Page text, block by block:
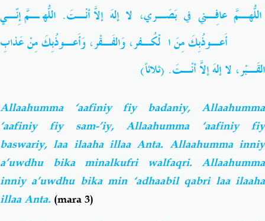
اللّهُـمَّ عافِـني في بَصَـري، لا إلهَ إلاّ أَنْـتَ. اللّهُـمَّ إِنّـي
أَعـوذُبِكَ مِنَ الْكُـفر، وَالفَـقْر، وَأَعـوذُبِكَ مِنْ عَذابِ
القَـبْر، لا إلهَ إلاّ أَنْـتَ. (ثلاثاً)
Allaahumma ‘aafiniy fiy badaniy, Allaahumma
‘aafiniy fiy sam-’iy, Allaahumma ‘aafiniy fiy
baswariy, laa ilaaha illaa Anta. Allaahumma inniy
a’uwdhu bika minalkufri walfaqri. Allaahumma
inniy a’uwdhu bika min ‘adhaabil qabri laa ilaaha
illaa Anta. (mara 3)